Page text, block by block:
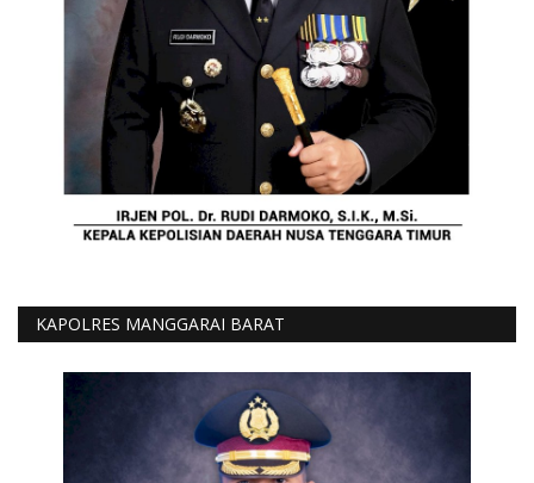
KAPOLRES MANGGARAI BARAT